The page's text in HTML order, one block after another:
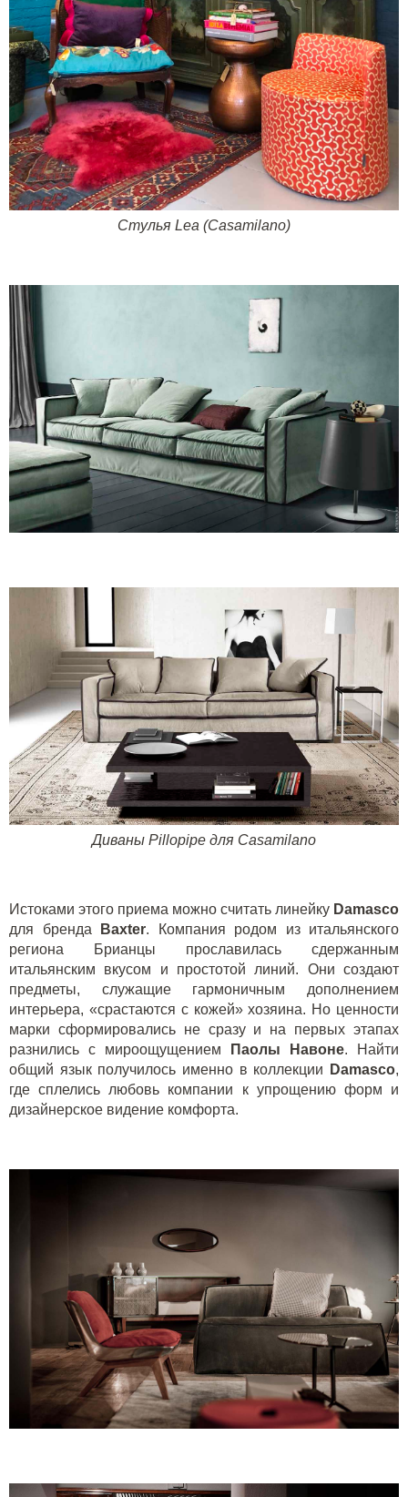
Стулья Lea (Casamilano)
Диваны Pillopipe для Casamilano
Истоками этого приема можно считать линейку Damasco
для бренда
Baxter. Компания родом из итальянского
региона Брианцы прославилась сдержанным
итальянским вкусом и простотой линий. Они создают
предметы, служащие гармоничным дополнением
интерьера, «срастаются с кожей» хозяина. Но ценности
марки сформировались не сразу и на первых этапах
разнились с мироощущением
Паолы Навоне. Найти
общий язык получилось именно в коллекции
Damasco,
где сплелись любовь компании к упрощению форм и
дизайнерское видение комфорта.